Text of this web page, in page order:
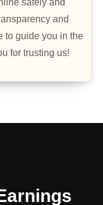
safely and
and
to guide you in the
for trusting us!